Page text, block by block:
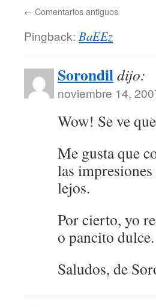
← Comentarios antiguos
Pingback: BaEEz
Sorondildijo:
noviembre 14,
Wow! Se ve
Me gusta que
las
lejos.
Por cierto, yo
o pancito dulce.
Saludos, de